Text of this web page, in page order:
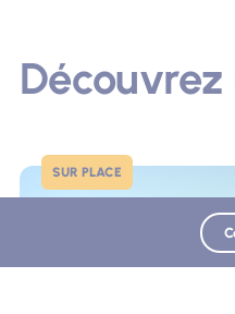
PhotoSUR PLACE